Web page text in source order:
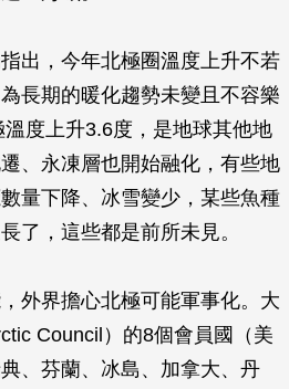
出，今年北極圈溫度上升不若
長期的暖化趨勢未變且不容樂
度上升3.6度，是地球其他地
、永凍層也開始融化，有些地
量下降、冰雪變少，某些魚種
了，這些都是前所未見。
外界擔心北極可能軍事化。大
Council）的8個會員國（美
、芬蘭、冰島、加拿大、丹